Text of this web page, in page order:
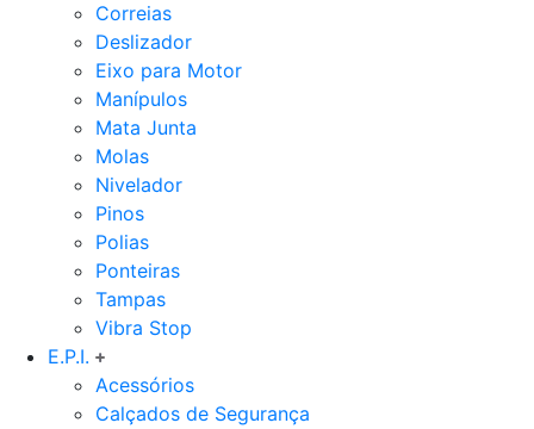
Correias
Deslizador
Eixo para Motor
Manípulos
Mata Junta
Molas
Nivelador
Pinos
Polias
Ponteiras
Tampas
Vibra Stop
E.P.I.
Acessórios
Calçados de Segurança